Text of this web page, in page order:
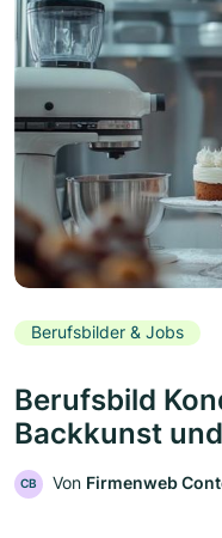
Berufsbilder & Jobs
Berufsbild
Backkunst
CB Von Firmenweb